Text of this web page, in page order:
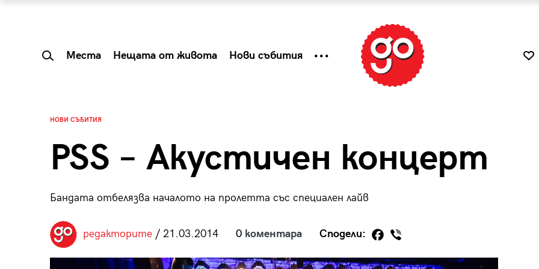
Места Нещата от живота Нови събития
НОВИ СЪБИТИЯ
PSS – Акустичен концерт
Бандата отбелязва началото на пролетта със специален лайв
редакторите/ 21.03.2014 0 коментара Сподели: